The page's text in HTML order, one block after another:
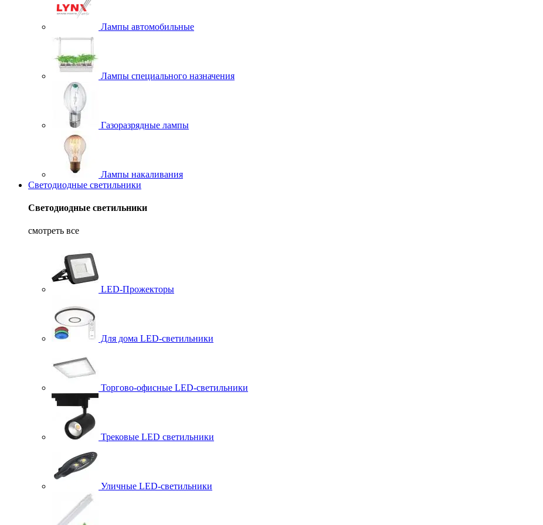
Лампы автомобильные
Лампы специального назначения
Газоразрядные лампы
Лампы накаливания
Светодиодные светильники
Светодиодные светильники
смотреть все
LED-Прожекторы
Для дома LED-светильники
Торгово-офисные LED-светильники
Трековые LED светильники
Уличные LED-светильники